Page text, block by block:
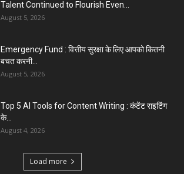
Talent Continued to Flourish Even...
August 5, 2026
Emergency Fund : वित्तीय सुरक्षा के लिए आपको कितनी
बचत करनी...
August 5, 2026
Top 5 AI Tools for Content Writing : कंटेंट राइटिंग
के...
August 4, 2026
Load more